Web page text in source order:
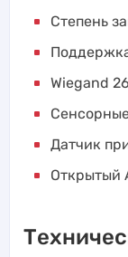
Степень
Wiegand
Датчик
Открытый